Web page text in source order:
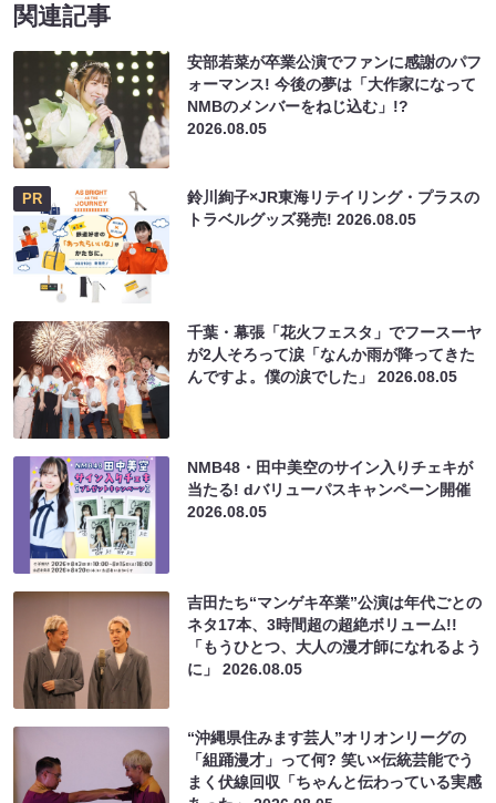
関連記事
安部若菜が卒業公演でファンに感謝のパフ
ォーマンス! 今後の夢は「大作家になって
NMBのメンバーをねじ込む」!?
2026.08.05
PR
鈴川絢子×JR東海リテイリング・プラスの
トラベルグッズ発売!2026.08.05
千葉・幕張「花火フェスタ」でフースーヤ
が2人そろって涙「なんか雨が降ってきた
んですよ。僕の涙でした」2026.08.05
NMB48・田中美空のサイン入りチェキが
当たる! dバリューパスキャンペーン開催
2026.08.05
吉田たち“マンゲキ卒業”公演は年代ごとの
ネタ17本、3時間超の超絶ボリューム!!
「もうひとつ、大人の漫才師になれるよう
に」2026.08.05
“沖縄県住みます芸人”オリオンリーグの
「組踊漫才」って何? 笑い×伝統芸能でう
まく伏線回収「ちゃんと伝わっている実感